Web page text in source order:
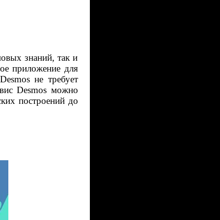
знаний, так и
приложение для
не требует
Desmos можно
построений до